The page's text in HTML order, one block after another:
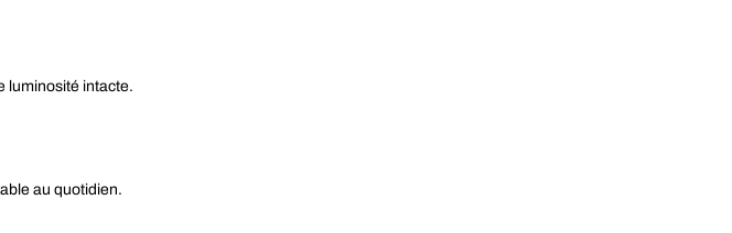
luminosité intacte.
au quotidien.